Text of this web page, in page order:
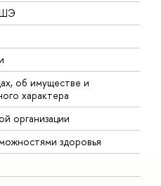
об имуществе и
характера
организации
здоровья